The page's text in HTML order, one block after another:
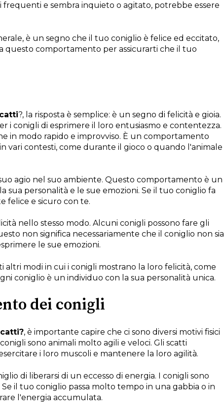
e sembra inquieto o agitato, potrebbe essere
è un segno che il tuo coniglio è felice ed eccitato,
questo comportamento per assicurarti che il tuo
?, la risposta è semplice: è un segno di felicità e gioia.
i conigli di esprimere il loro entusiasmo e contentezza.
in modo rapido e improvviso. È un comportamento
vari contesti, come durante il gioco o quando l'animale
agio nel suo ambiente. Questo comportamento è un
sua personalità e le sue emozioni. Se il tuo coniglio fa
felice e sicuro con te.
nello stesso modo. Alcuni conigli possono fare gli
non significa necessariamente che il coniglio non sia
le sue emozioni.
modi in cui i conigli mostrano la loro felicità, come
coniglio è un individuo con la sua personalità unica.
dei conigli
, è importante capire che ci sono diversi motivi fisici
sono animali molto agili e veloci. Gli scatti
i loro muscoli e mantenere la loro agilità.
di liberarsi di un eccesso di energia. I conigli sono
il tuo coniglio passa molto tempo in una gabbia o in
l'energia accumulata.